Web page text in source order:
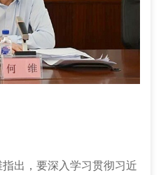
出，要深入学习贯彻习近